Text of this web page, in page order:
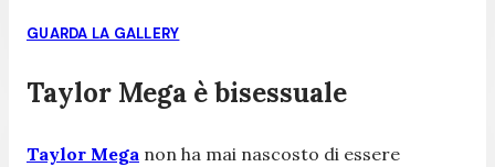
GUARDA LA GALLERY
Taylor Mega è bisessuale
Taylor Mega non ha mai nascosto di essere